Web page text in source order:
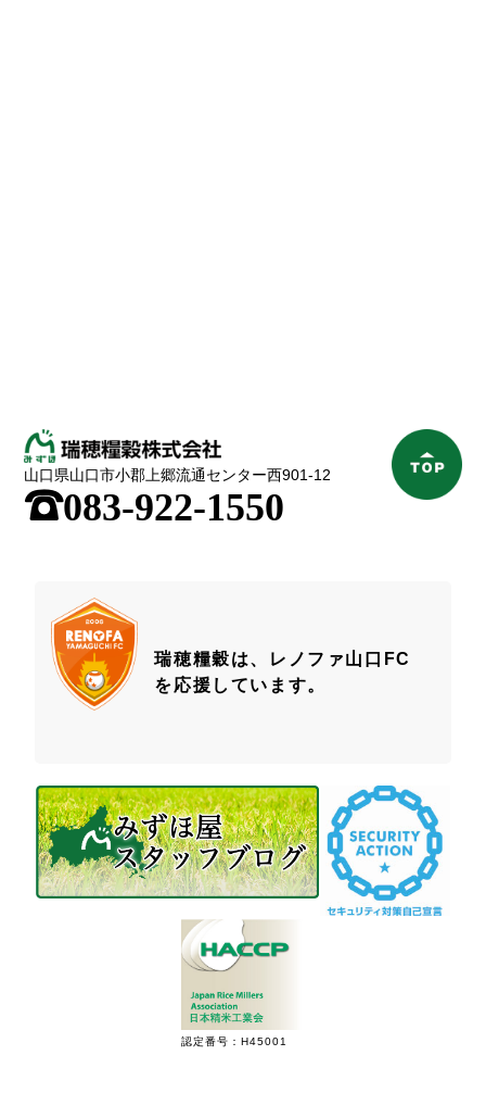
山口県山口市小郡上郷流通センター西901-12
;083-922-1550
瑞穂糧穀は、レノファ山口FC
を応援しています。
認定番号：H45001